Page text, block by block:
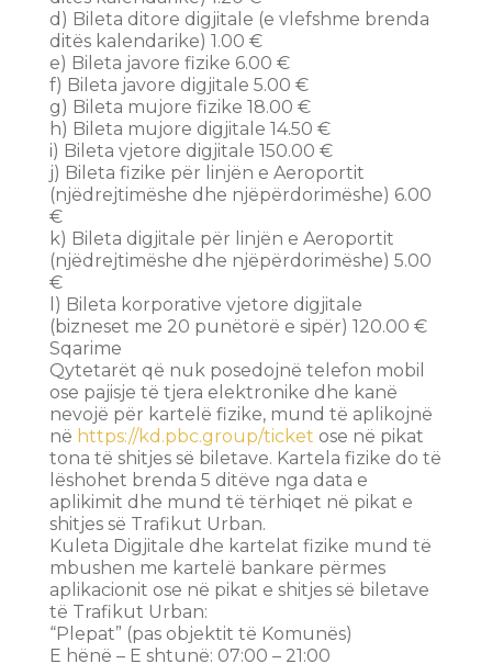
d) Bileta ditore digjitale (e vlefshme brenda
ditës kalendarike) 1.00 €
e) Bileta javore fizike 6.00 €
f) Bileta javore digjitale 5.00 €
g) Bileta mujore fizike 18.00 €
h) Bileta mujore digjitale 14.50 €
i) Bileta vjetore digjitale 150.00 €
j) Bileta fizike për linjën e Aeroportit
(njëdrejtimëshe dhe njëpërdorimëshe) 6.00
€
k) Bileta digjitale për linjën e Aeroportit
(njëdrejtimëshe dhe njëpërdorimëshe) 5.00
€
l) Bileta korporative vjetore digjitale
(bizneset me 20 punëtorë e sipër) 120.00 €
Sqarime
Qytetarët që nuk posedojnë telefon mobil
ose pajisje të tjera elektronike dhe kanë
nevojë për kartelë fizike, mund të aplikojnë
në https://kd.pbc.group/ticket ose në pikat
tona të shitjes së biletave. Kartela fizike do të
lëshohet brenda 5 ditëve nga data e
aplikimit dhe mund të tërhiqet në pikat e
shitjes së Trafikut Urban.
Kuleta Digjitale dhe kartelat fizike mund të
mbushen me kartelë bankare përmes
aplikacionit ose në pikat e shitjes së biletave
të Trafikut Urban:
“Plepat” (pas objektit të Komunës)
E hënë – E shtunë: 07:00 – 21:00